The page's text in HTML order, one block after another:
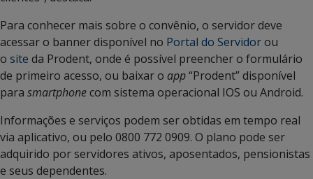
Para conhecer mais sobre o convênio, o servidor deve
acessar o banner disponível no Portal do Servidorou
o site da Prodent, onde é possível preencher o formulário
de primeiro acesso, ou baixar o app“Prodent” disponível
para smartphonecom sistema operacional IOS ou Android.
Informações e serviços podem ser obtidas em tempo real
via aplicativo, ou pelo 0800 772 0909. O plano pode ser
adquirido por servidores ativos, aposentados, pensionistas
e seus dependentes.